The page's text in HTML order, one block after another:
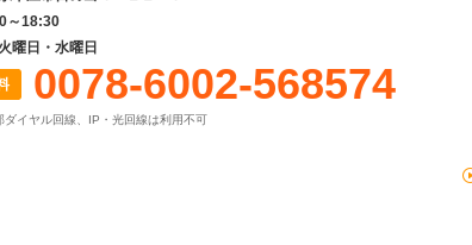
～18:30
曜日・水曜日
0078-6002-568574
イヤル回線、IP・光回線は利用不可